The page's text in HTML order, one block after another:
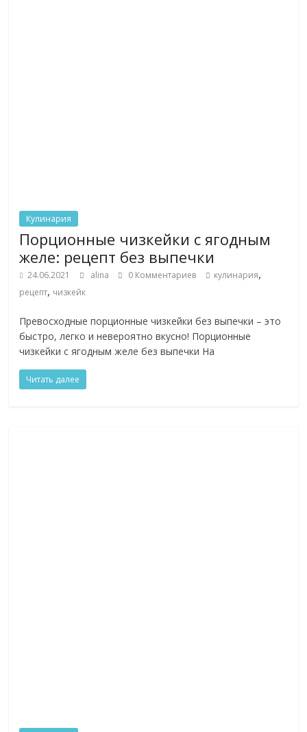
Кулинария
Порционные чизкейки с ягодным
желе: рецепт без выпечки
24.06.2021 alina 0 Комментариев кулинария,
рецепт, чизкейк
Превосходные порционные чизкейки без выпечки – это
быстро, легко и невероятно вкусно! Порционные
чизкейки с ягодным желе без выпечки На
Читать далее